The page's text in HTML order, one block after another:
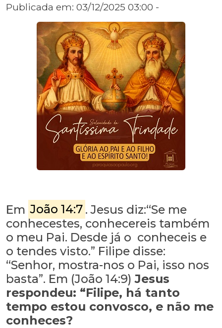
Publicada em: 03/12/2025 03:00 -
Em João 14:7 . Jesus diz:“Se me
conhecestes, conhecereis também
o meu Pai. Desde já o conheceis e
o tendes visto.” Filipe disse:
“Senhor, mostra-nos o Pai, isso nos
basta”. Em (João 14:9)Jesus
respondeu: “Filipe, há tanto
tempo estou convosco, e não me
conheces?